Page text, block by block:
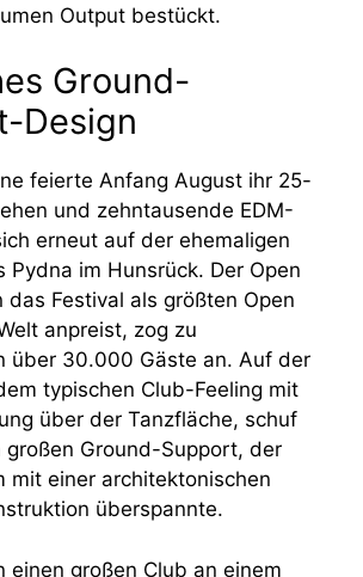
Output bestückt.
Ground-
Design
feierte Anfang August ihr 25-
und zehntausende EDM-
erneut auf der ehemaligen
Pydna im Hunsrück. Der Open
das Festival als größten Open
anpreist, zog zu
über 30.000 Gäste an. Auf der
typischen Club-Feeling mit
über der Tanzfläche, schuf
großen Ground-Support, der
mit einer architektonischen
überspannte.
einen großen Club an einem